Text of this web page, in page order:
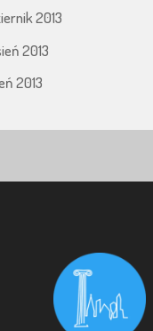
2013
2013
2013